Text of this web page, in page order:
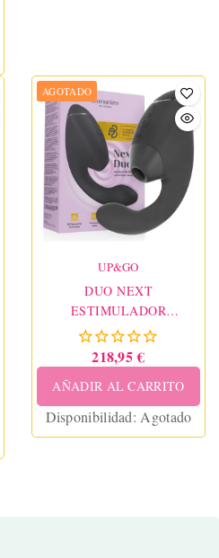
AGOTADO
UP&GO
DUO NEXT
ESTIMULADOR
VIBRADOR DUAL
CLÍTORIS & PUNTO·G
NEGRO
218,95 €
AÑADIR AL CARRITO
Disponibilidad: Agotado